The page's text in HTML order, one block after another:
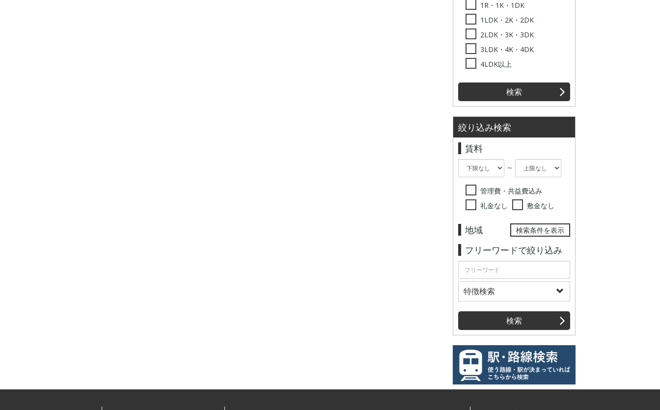
1R・1K・1DK
1LDK・2K・2DK
2LDK・3K・3DK
3LDK・4K・4DK
4LDK以上
検索
絞り込み検索
賃料
～
管理費・共益費込み
礼金なし
敷金なし
地域 検索条件を表示
フリーワードで絞り込み
特徴検索
検索